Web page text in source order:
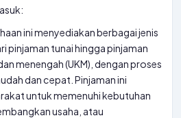
ini menyediakan berbagai jenis
pinjaman tunai hingga pinjaman
menengah (UKM), dengan proses
dan cepat. Pinjaman ini
untuk memenuhi kebutuhan
usaha, atau